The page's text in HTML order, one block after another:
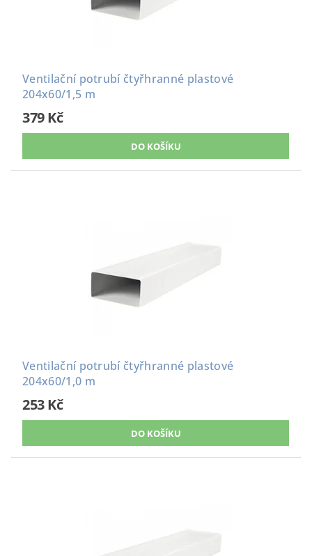
Ventilační potrubí čtyřhranné plastové
204x60/1,5 m
379 Kč
Ventilační potrubí čtyřhranné plastové
204x60/1,0 m
253 Kč